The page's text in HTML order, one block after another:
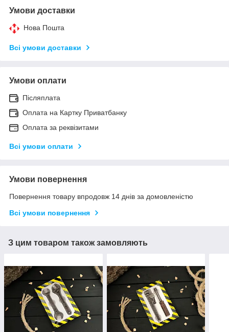
Умови доставки
Нова Пошта
Всі умови доставки
Умови оплати
Післяплата
Оплата на Картку Приватбанку
Оплата за реквізитами
Всі умови оплати
Умови повернення
Повернення товару впродовж 14 днів за домовленістю
Всі умови повернення
З цим товаром також замовляють